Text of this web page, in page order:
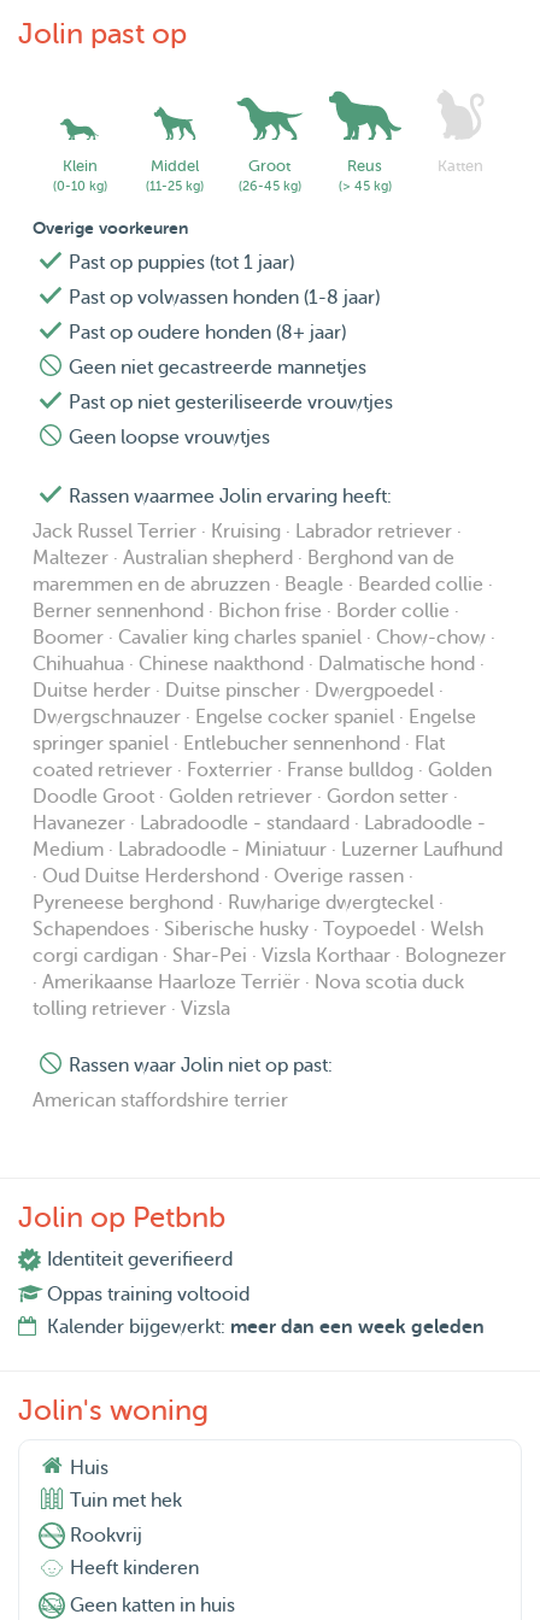
regularly treated against worms/ticks/fleas, and
friendly/non-aggressive towards dogs and children.
Dogs should be able to settle independently and be
comfortable with crate/bench rest if needed.
Updates & care
Your dog will receive lots of love, structured care, and
regular photo/video updates. Feel free to contact me with
any questions or to arrange a meet & greet!
Important: Dedicated dog facility (not inside our family
house)
Dogs staying overnight will not stay inside our family
home. They stay in a dedicated, separate dog area with a
isolated and well-ventilated, designed to keep dogs
comfortable, calm and safe. The room of the dog is
cleaned daily and disinfected for every stay to maintain
excellent hygiene standards.
Jolin past op
Klein
(0-10 kg)
Middel
(11-25 kg)
Groot
(26-45 kg)
Reus
(> 45 kg)
Katten
Overige voorkeuren
Past op puppies (tot 1 jaar)
Past op volwassen honden (1-8 jaar)
Past op oudere honden (8+ jaar)
Geen niet gecastreerde mannetjes
Past op niet gesteriliseerde vrouwtjes
Geen loopse vrouwtjes
Rassen waarmee Jolin ervaring heeft:
Jack Russel Terrier · Kruising · Labrador retriever ·
Maltezer · Australian shepherd · Berghond van de
maremmen en de abruzzen · Beagle · Bearded collie ·
Berner sennenhond · Bichon frise · Border collie ·
Boomer · Cavalier king charles spaniel · Chow-chow ·
Chihuahua · Chinese naakthond · Dalmatische hond ·
Duitse herder · Duitse pinscher · Dwergpoedel ·
Dwergschnauzer · Engelse cocker spaniel · Engelse
springer spaniel · Entlebucher sennenhond · Flat
coated retriever · Foxterrier · Franse bulldog · Golden
Doodle Groot · Golden retriever · Gordon setter ·
Havanezer · Labradoodle - standaard · Labradoodle -
Medium · Labradoodle - Miniatuur · Luzerner Laufhund
· Oud Duitse Herdershond · Overige rassen ·
Pyreneese berghond · Ruwharige dwergteckel ·
Schapendoes · Siberische husky · Toypoedel · Welsh
corgi cardigan · Shar-Pei · Vizsla Korthaar · Bolognezer
· Amerikaanse Haarloze Terriër · Nova scotia duck
tolling retriever · Vizsla
Rassen waar Jolin niet op past:
American staffordshire terrier
Jolin op Petbnb
Identiteit geverifieerd
Oppas training voltooid
Kalender bijgewerkt: meer dan een week geleden
Jolin's woning
Huis
Tuin met hek
Rookvrij
Heeft kinderen
Geen katten in huis